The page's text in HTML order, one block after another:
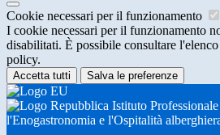
Cookie necessari per il funzionamento
I cookie necessari per il funzionamento
disabilitati. È possibile consultare
policy.
Accetta tutti Salva le preferenze
Istituto
l'Enogastronomia e l'Ospitalità